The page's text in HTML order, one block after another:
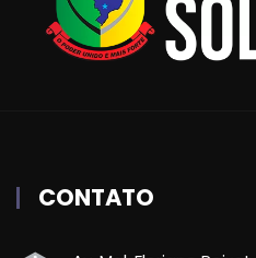
CONTATO